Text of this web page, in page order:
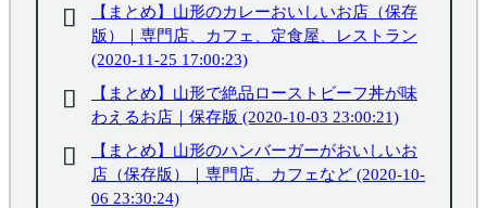
【まとめ】山形のカレーおいしいお店（保存
版）｜専門店、カフェ、定食屋、レストラン
(2020-11-25 17:00:23)
【まとめ】山形で絶品ローストビーフ丼が味
わえるお店｜保存版 (2020-10-03 23:00:21)
【まとめ】山形のハンバーガーがおいしいお
店（保存版）｜専門店、カフェなど (2020-10-
06 23:30:24)